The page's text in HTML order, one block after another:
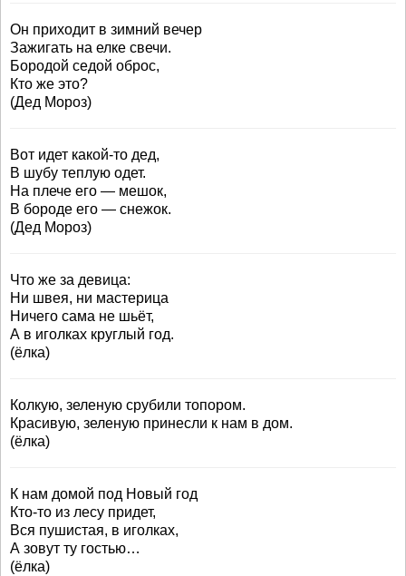
Он приходит в зимний вечер
Зажигать на елке свечи.
Бородой седой оброс,
Кто же это?
(Дед Мороз)
Вот идет какой-то дед,
В шубу теплую одет.
На плече его — мешок,
В бороде его — снежок.
(Дед Мороз)
Что же за девица:
Ни швея, ни мастерица
Ничего сама не шьёт,
А в иголках круглый год.
(ёлка)
Колкую, зеленую срубили топором.
Красивую, зеленую принесли к нам в дом.
(ёлка)
К нам домой под Новый год
Кто-то из лесу придет,
Вся пушистая, в иголках,
А зовут ту гостью…
(ёлка)